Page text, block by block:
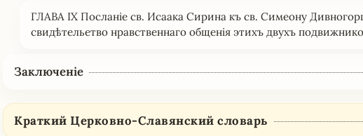
ГЛАВА IX Посланіе св. Исаака Сирина къ св. Симеону
cвидѣтельетво нравственнаго общенія этихъ двухъ
Заключеніе
Краткий Церковно-Славянский словарь